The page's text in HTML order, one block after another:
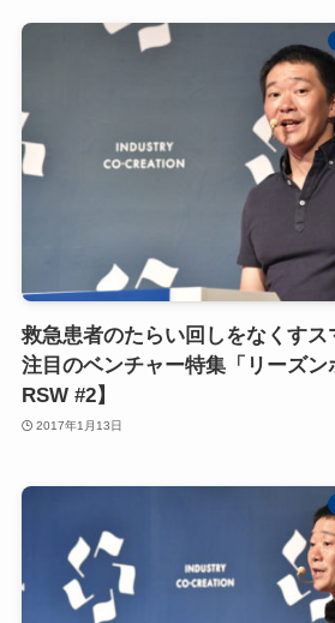
救急患者のたらい回しをなくす
注目のベンチャー特集「リーズ
RSW #2】
2017年1月13日